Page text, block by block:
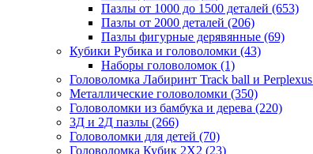
Пазлы от 1000 до 1500 деталей (653)
Пазлы от 2000 деталей (206)
Пазлы фигурные дерявянные (69)
Кубики Рубика и головоломки (43)
Наборы головоломок (1)
Головоломка Лабиринт Track ball и Perplexus
Металлические головоломки (350)
Головоломки из бамбука и дерева (220)
3Д и 2Д пазлы (266)
Головоломки для детей (70)
Головоломка Кубик 2Х2 (23)